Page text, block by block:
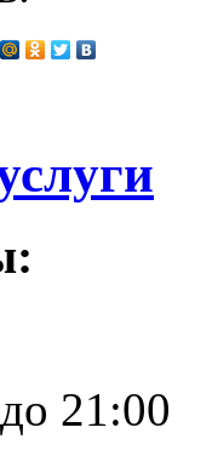
21:00